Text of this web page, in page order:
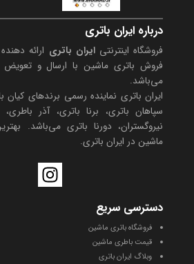
درباره ایران باتری
فروشگاه اینترنتیایران باتری ارائه
فروش باتری ماشین با ارسال و تعویض
می‌باشد.
ایران باتری نماینده رسمی برندهای کیان
سپاهان باتری، برنا باتری، آذر
نیروگستران، دورنا باتری می‌باشد.
ماشین در ایران باتری.
I
n
دسترسی سریع
فروشگاه باتری ماشین
قیمت باطری ماشین
وبلاگ ایران باتری